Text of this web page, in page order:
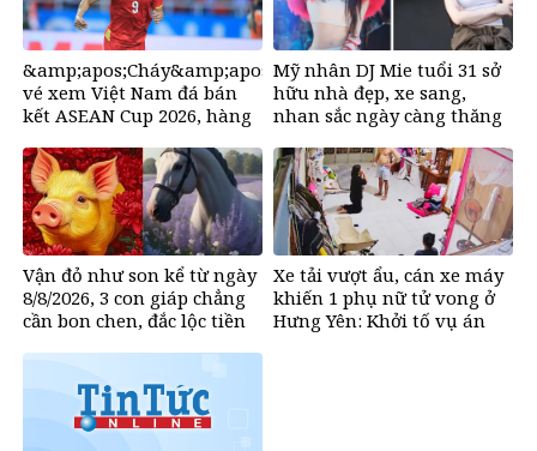
&amp;apos;Cháy&amp;apos;
vé xem Việt Nam đá bán
kết ASEAN Cup 2026, hàng
Mỹ nhân DJ Mie tuổi 31 sở
hữu nhà đẹp, xe sang,
nhan sắc ngày càng thăng
Vận đỏ như son kể từ ngày
8/8/2026, 3 con giáp chẳng
cần bon chen, đắc lộc tiền
hương đổi đời
Xe tải vượt ẩu, cán xe máy
khiến 1 phụ nữ tử vong ở
Hưng Yên: Khởi tố vụ án